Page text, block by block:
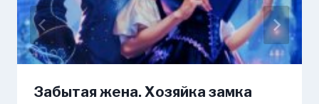
Забытая жена. Хозяйка замка